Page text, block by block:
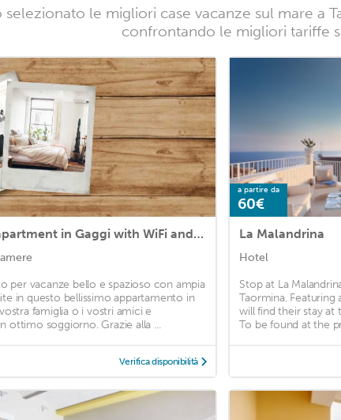
selezionato le migliori case vacanze sul mare a
confrontando le migliori tariffe
Beautiful apartment in Gaggi with WiFi and 4 Bedrooms
per vacanze bello e spazioso con ampia
in questo bellissimo appartamento in
famiglia o i vostri amici e
ottimo soggiorno. Grazie alla ...
Verifica disponibilità
a partire da
60€
La Malandrina
Hotel
Stop at La
Taormina. Featuring
will find their stay
To be found at the